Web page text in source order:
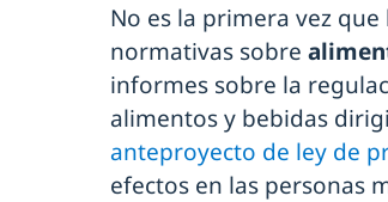
No es la primera vez
normativas sobre
informes sobre la
alimentos y bebidas
anteproyecto de ley de
efectos en las personas